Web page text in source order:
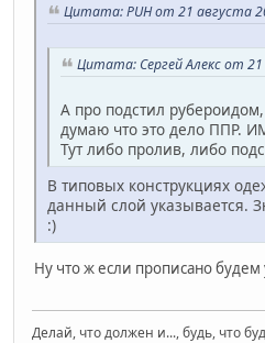
Цитата: PUH от 21 августа
Цитата: Сергей Алекс от
А про подстил
думаю что это дело ППР.
Тут либо пролив, либо
В типовых конструкциях
данный слой указывается.
:)
Ну что ж если прописано будем
Делай, что должен и..., будь, что